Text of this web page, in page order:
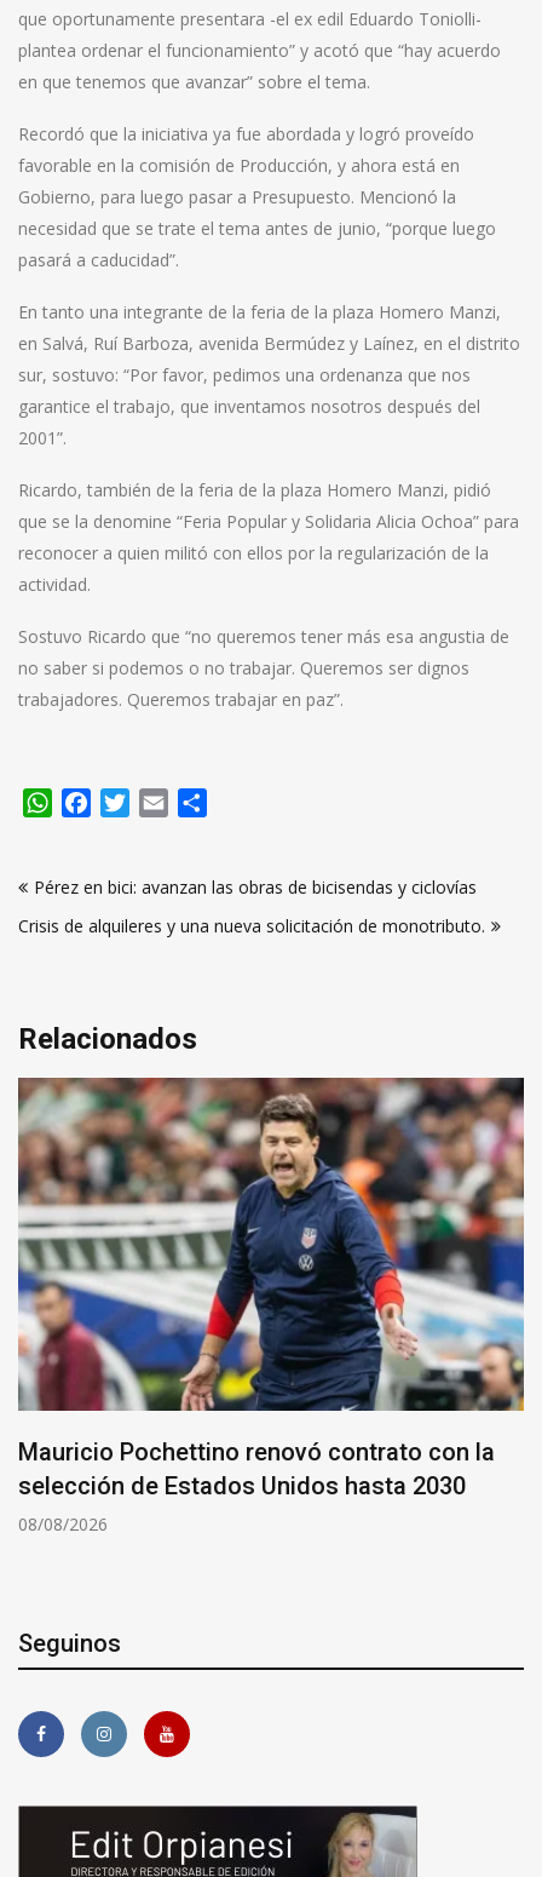
que oportunamente presentara -el ex edil Eduardo Toniolli-
plantea ordenar el funcionamiento” y acotó que “hay acuerdo
en que tenemos que avanzar” sobre el tema.
Recordó que la iniciativa ya fue abordada y logró proveído
favorable en la comisión de Producción, y ahora está en
Gobierno, para luego pasar a Presupuesto. Mencionó la
necesidad que se trate el tema antes de junio, “porque luego
pasará a caducidad”.
En tanto una integrante de la feria de la plaza Homero Manzi,
en Salvá, Ruí Barboza, avenida Bermúdez y Laínez, en el distrito
sur, sostuvo: “Por favor, pedimos una ordenanza que nos
garantice el trabajo, que inventamos nosotros después del
2001”.
Ricardo, también de la feria de la plaza Homero Manzi, pidió
que se la denomine “Feria Popular y Solidaria Alicia Ochoa” para
reconocer a quien militó con ellos por la regularización de la
actividad.
Sostuvo Ricardo que “no queremos tener más esa angustia de
no saber si podemos o no trabajar. Queremos ser dignos
trabajadores. Queremos trabajar en paz”.
WhatsApp
FacebookTwitter
Email
de
entradas
Pérez en bici: avanzan las obras de bicisendas y ciclovías
Crisis de alquileres y una nueva solicitación de monotributo.
Relacionados
Mauricio Pochettino renovó contrato con la
selección de Estados Unidos hasta 2030
08/08/2026
Seguinos